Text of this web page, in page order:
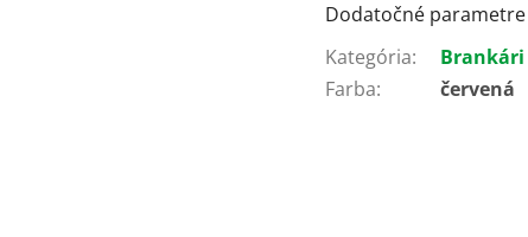
Dodatočné parametre
Kategória:
Brankári
Farba: červená